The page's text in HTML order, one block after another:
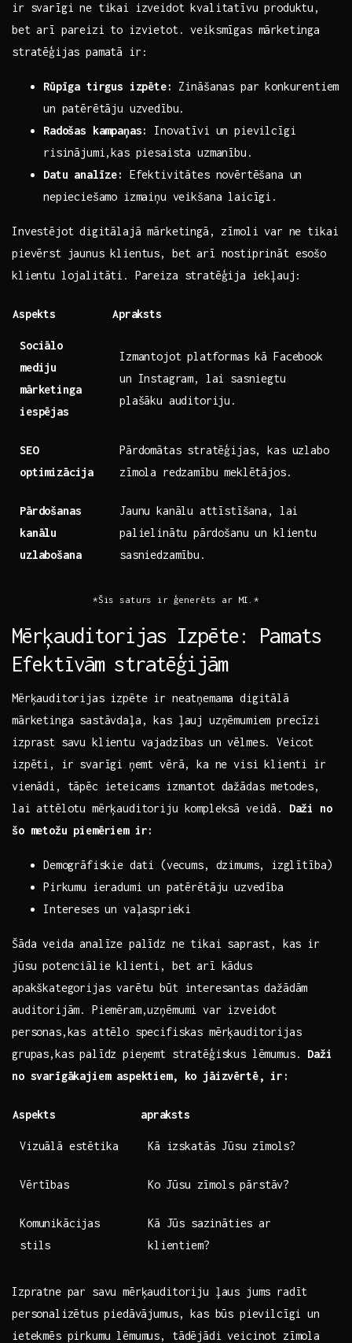
ir svarīgi ne ‌tikai izveidot kvalitatīvu produktu,
bet arī pareizi to izvietot. veiksmīgas ​mārketinga
stratēģijas pamatā ir:
Rūpīga tirgus izpēte:
Zināšanas par ‌konkurentiem
un patērētāju uzvedību.
Radošas kampaņas:
​Inovatīvi un pievilcīgi
risinājumi,kas piesaista uzmanību.
Datu analīze:
Efektivitātes novērtēšana ‍un
nepieciešamo izmaiņu veikšana laicīgi.
Investējot⁣ digitālajā mārketingā, zīmoli var ne tikai
pievērst jaunus klientus, bet arī nostiprināt esošo
klientu lojalitāti. Pareiza stratēģija ⁣iekļauj:
Aspekts Apraksts
Sociālo
mediju
mārketinga
iespējas
Izmantojot platformas kā Facebook
un Instagram, lai‍ sasniegtu
plašāku auditoriju.
SEO
optimizācija
Pārdomātas stratēģijas, kas uzlabo
zīmola redzamību meklētājos.
Pārdošanas
kanālu
uzlabošana
Jaunu kanālu⁢ attīstīšana, lai
palielinātu⁤ pārdošanu un klientu
sasniedzamību.
*Šis saturs ir ģenerēts ar MI.*
Mērķauditorijas Izpēte: Pamats
Efektīvām⁢ stratēģijām
Mērķauditorijas izpēte​ ir neatņemama digitālā
mārketinga sastāvdaļa, kas ļauj uzņēmumiem precīzi
izprast savu klientu vajadzības un vēlmes. Veicot
izpēti,‌ ir svarīgi⁢ ņemt vērā, ka ne visi klienti ir
vienādi, tāpēc ieteicams izmantot dažādas metodes,
lai attēlotu mērķauditoriju kompleksā veidā. Daži no
šo metožu piemēriem ir:
Demogrāfiskie dati (vecums, dzimums, ⁣izglītība)
Pirkumu ieradumi un patērētāju uzvedība
Intereses un vaļasprieki
Šāda veida analīze palīdz ne tikai⁣ saprast, kas ir
jūsu potenciālie klienti, bet arī kādus
apakškategorijas varētu būt interesantas dažādām
auditorijām. Piemēram,uzņēmumi var izveidot
personas,kas attēlo specifiskas mērķauditorijas
grupas,kas palīdz‍ pieņemt stratēģiskus lēmumus. Daži
no svarīgākajiem aspektiem, ko jāizvērtē, ir:
Aspekts apraksts
Vizuālā estētika Kā izskatās Jūsu zīmols?
Vērtības Ko ⁤Jūsu zīmols pārstāv?
Komunikācijas
stils
Kā Jūs sazināties ar
klientiem?
Izpratne par savu mērķauditoriju ļaus jums radīt
personalizētus ⁣piedāvājumus, kas būs pievilcīgi un
ietekmēs pirkumu lēmumus, tādējādi veicinot zīmola